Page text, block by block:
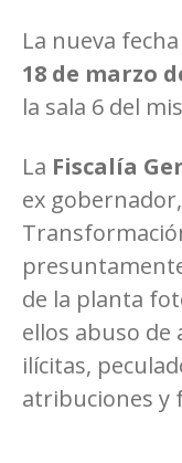
La nueva
18 de marzo
la sala 6 del
La Fiscalía
ex
de la planta
ellos abuso de
ilícitas,
atribuciones y